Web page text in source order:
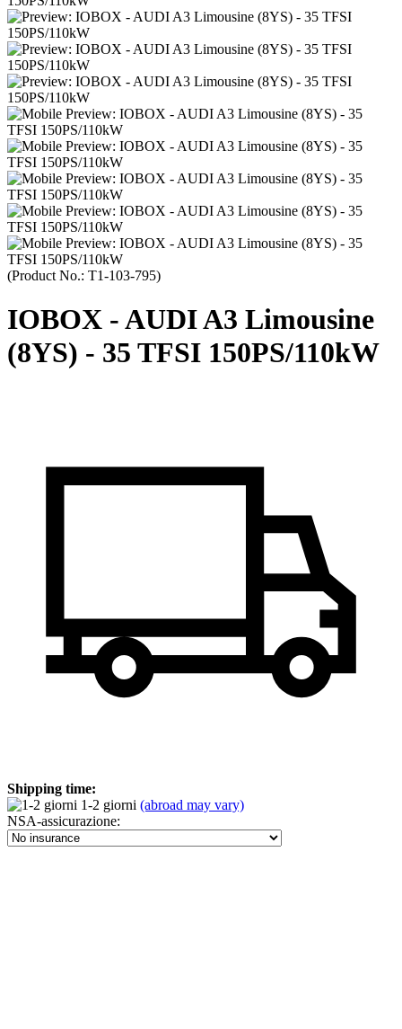
(Product No.: T1-103-795)
IOBOX - AUDI A3 Limousine
(8YS) - 35 TFSI 150PS/110kW
Shipping time:
1-2 giorni (abroad may vary)
NSA-assicurazione: